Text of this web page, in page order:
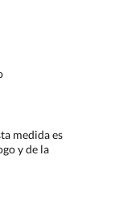
medida es
y de la